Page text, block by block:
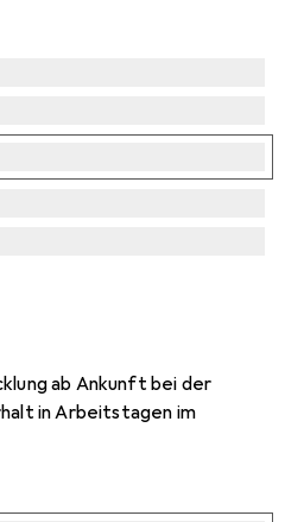
ab Ankunft bei der
in Arbeitstagen im